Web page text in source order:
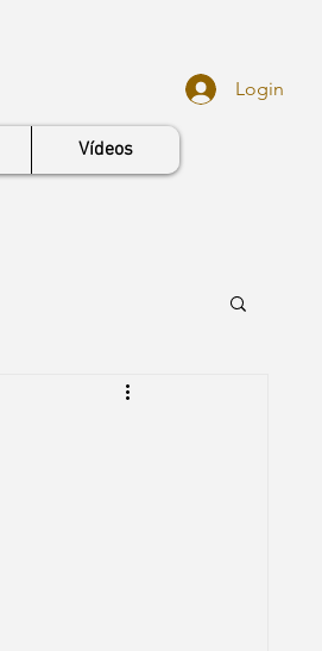
Login
Vídeos